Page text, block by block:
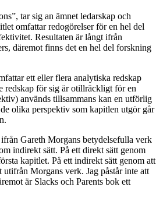
tar sig an ämnet ledarskap och
omfattar redogörelser för en hel del
Resultaten är långt ifrån
däremot finns det en hel del forskning
ett eller flera analytiska redskap
redskap för sig är otillräckligt för en
används tillsammans kan en utförlig
olika perspektiv som kapitlen utgör går
Gareth Morgans betydelsefulla verk
indirekt sätt. På ett direkt sätt genom
kapitlet. På ett indirekt sätt genom att
Morgans verk. Jag påstår inte att
är Slacks och Parents bok ett